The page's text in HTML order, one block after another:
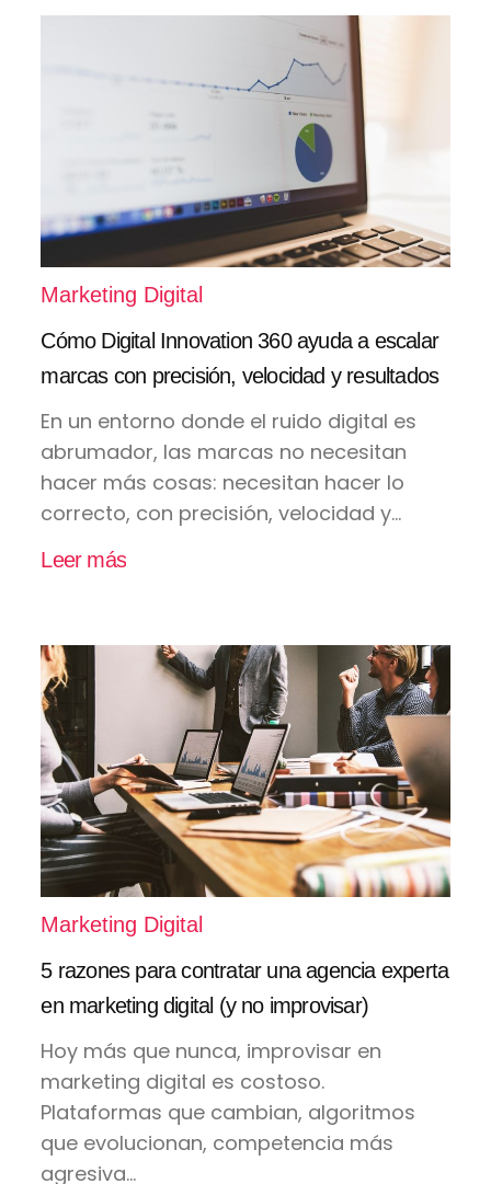
Marketing Digital
Cómo Digital Innovation 360 ayuda a escalar
marcas con precisión, velocidad y resultados
En un entorno donde el ruido digital es
abrumador, las marcas no necesitan
hacer más cosas: necesitan hacer lo
correcto, con precisión, velocidad y...
Leer más
Marketing Digital
5 razones para contratar una agencia experta
en marketing digital (y no improvisar)
Hoy más que nunca, improvisar en
marketing digital es costoso.
Plataformas que cambian, algoritmos
que evolucionan, competencia más
agresiva...